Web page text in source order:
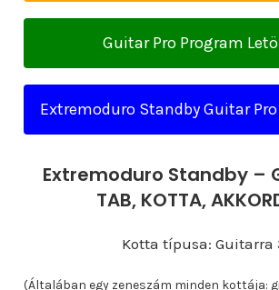
Guitar Pro Program
Extremoduro Standby Guitar Pro
Extremoduro Standby –
TAB, KOTTA,
Kotta típusa: Guitarra
(Általában egy zeneszám minden kottája: